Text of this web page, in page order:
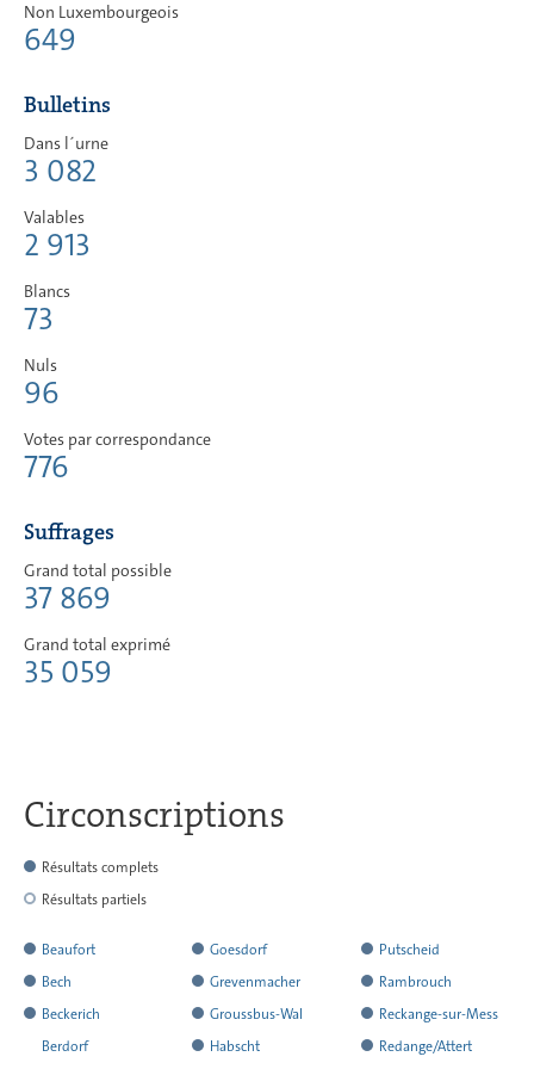
Non Luxembourgeois
649
Bulletins
Dans l´urne
3 082
Valables
2 913
Blancs
73
Nuls
96
Votes par correspondance
776
Suffrages
Grand total possible
37 869
Grand total exprimé
35 059
Circonscriptions
Résultats complets
Résultats partiels
Beaufort
a
rendu
Bech
a
rendu
Beckerich
Berdorf
Goesdorf
a
rendu
l
Grevenmacher
a
rendu
Groussbus-Wal
a Habscht
Putscheid
a
rendu
l
Rambrouch
a
rendu
Reckange-sur-Mess
a Redange/Attert